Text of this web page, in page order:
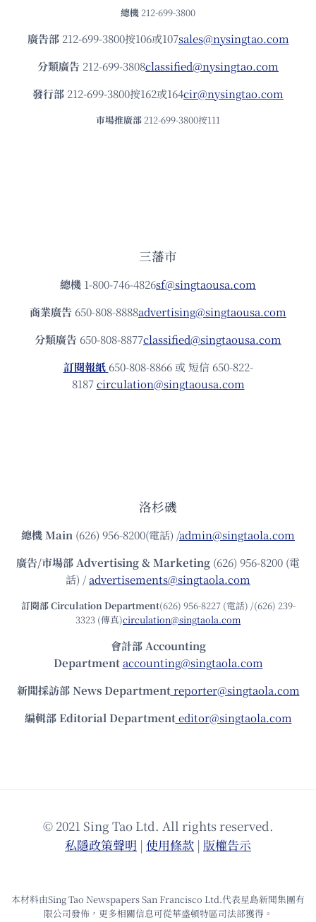
總機 212-699-3800
廣告部212-699-3800按106或107sales@nysingtao.com
分類廣告 212-699-3808classified@nysingtao.com
發⾏部 212-699-3800按162或164cir@nysingtao.com
市場推廣部 212-699-3800按111
三藩市
總機 1-800-746-4826sf@singtaousa.com
商業廣告 650-808-8888advertising@singtaousa.com
分類廣告 650-808-8877classified@singtaousa.com
訂閱報紙 650-808-8866 或 短信 650-822-
8187circulation@singtaousa.com
洛杉磯
總機Main (626) 956-8200(電話) /admin@singtaola.com
廣告/市場部Advertising & Marketing (626) 956-8200 (電
話) /advertisements@singtaola.com
訂閱部 Circulation Department(626) 956-8227 (電話) /(626) 239-
3323 (傳真)circulation@singtaola.com
會計部 Accounting
Department accounting@singtaola.com
新聞採訪部 News Department reporter@singtaola.com
編輯部 Editorial Department editor@singtaola.com
© 2021 Sing Tao Ltd. All rights reserved.
私隱政策聲明 | 使⽤條款 | 版權告⽰
本材料由Sing Tao Newspapers San Francisco Ltd.代表星島新聞集團有
限公司發佈，更多相關信息可從華盛頓特區司法部獲得。